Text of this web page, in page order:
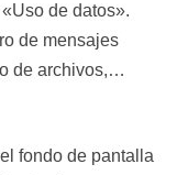
de datos».
de mensajes
de archivos,…
fondo de pantalla